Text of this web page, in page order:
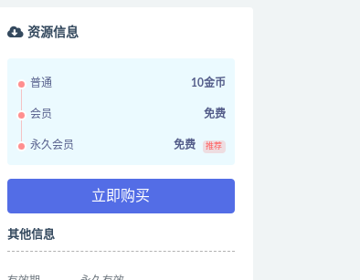
资源信息
普通 10金币
会员 免费
永久会员 免费 推荐
立即购买
其他信息